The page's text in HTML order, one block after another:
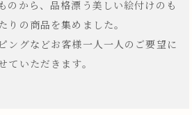
のから、品格漂う美しい絵付けのも
りの商品を集めました。
ングなどお客様一人一人のご要望に
ていただきます。